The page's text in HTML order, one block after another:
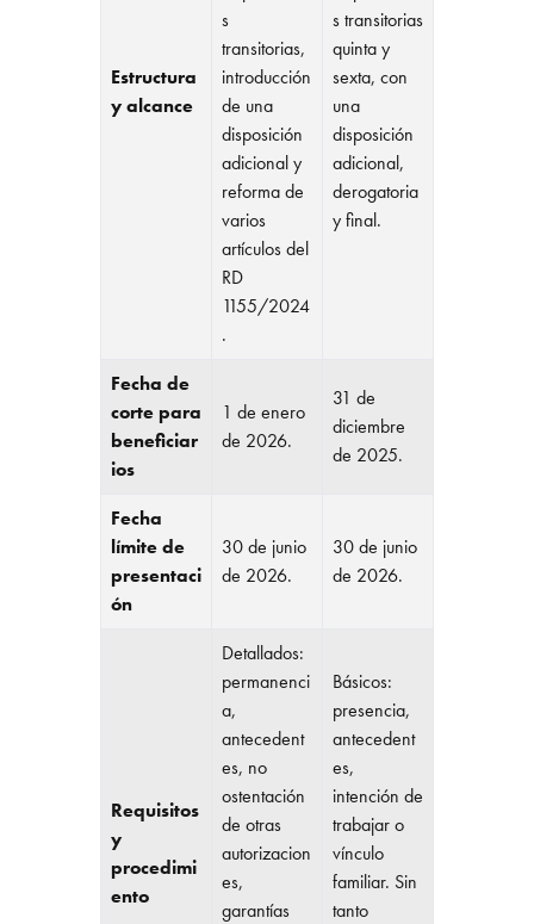
Estructura
y alcance
s
transitorias,
introducción
de una
disposición
adicional y
reforma de
varios
artículos del
RD
1155/2024
.
s transitorias
quinta y
sexta, con
una
disposición
adicional,
derogatoria
y final.
Fecha de
corte para
beneficiar
ios
1 de enero
de 2026.
31 de
diciembre
de 2025.
Fecha
límite de
presentaci
ón
30 de junio
de 2026.
30 de junio
de 2026.
Requisitos
y
procedimi
ento
Detallados:
permanenci
a,
antecedent
es, no
ostentación
de otras
autorizacion
es,
garantías
Básicos:
presencia,
antecedent
es,
intención de
trabajar o
vínculo
familiar. Sin
tanto